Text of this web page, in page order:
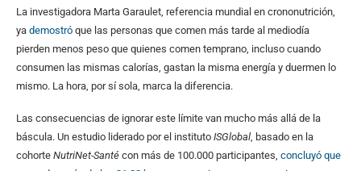
La investigadora Marta Garaulet, referencia mundial en crononutrición,
ya demostró que las personas que comen más tarde al mediodía
pierden menos peso que quienes comen temprano, incluso cuando
consumen las mismas calorías, gastan la misma energía y duermen lo
mismo. La hora, por sí sola, marca la diferencia.
Las consecuencias de ignorar este límite van mucho más allá de la
báscula. Un estudio liderado por el instituto ISGlobal , basado en la
cohorte NutriNet-Santé con más de 100.000 participantes, concluyó que